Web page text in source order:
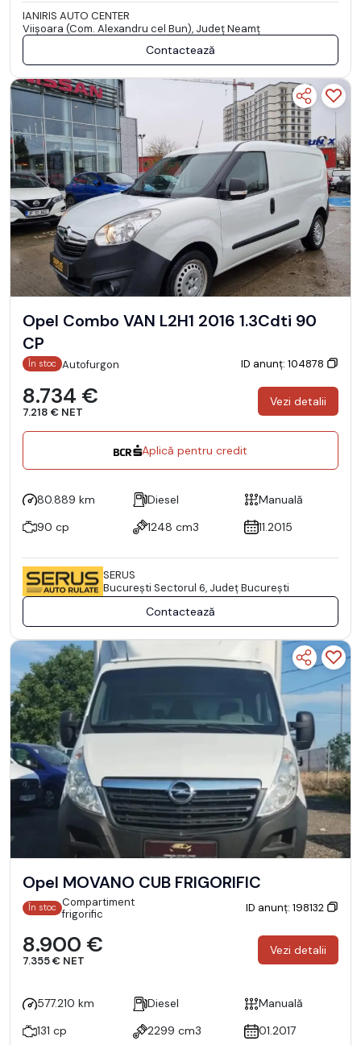
IANIRIS AUTO CENTER
Viişoara (Com. Alexandru cel Bun), Județ Neamţ
Contactează
Opel Combo VAN L2H1 2016 1.3Cdti 90
CP
În stoc Autofurgon ID anunț: 104878
8.734 €
7.218 € NET
Vezi detalii
Aplică pentru credit
80.889 km Diesel
Manuală
90 cp
1248 cm3 11.2015
SERUS
Bucureşti Sectorul 6, Județ București
Contactează
Opel MOVANO CUB FRIGORIFIC
În stoc Compartiment
frigorific
ID anunț: 198132
8.900 €
7.355 € NET
Vezi detalii
577.210 km Diesel
Manuală
131 cp
2299 cm3 01.2017